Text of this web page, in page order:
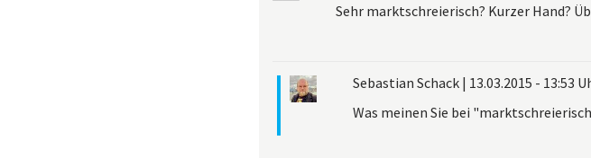
Sehr marktschreierisch? Kurzer Hand?
Sebastian Schack | 13.03.2015 - 13:53
Was meinen Sie bei